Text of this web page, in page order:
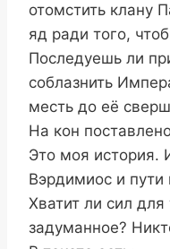
отомстить клану
яд ради того,
Последуешь ли
соблазнить
месть до её
На кон
Это моя история.
Вэрдимиос и пути
Хватит ли сил
задуманное?